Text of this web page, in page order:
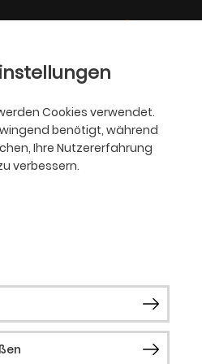
Cookies verwendet.
benötigt, während
Ihre Nutzererfahrung
verbessern.
Vernetzung
in Göttingen